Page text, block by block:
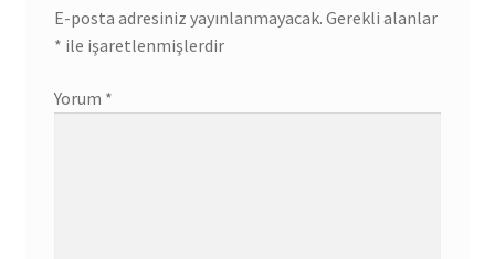
E-posta adresiniz yayınlanmayacak. Gerekli alanlar
* ile işaretlenmişlerdir
Yorum *